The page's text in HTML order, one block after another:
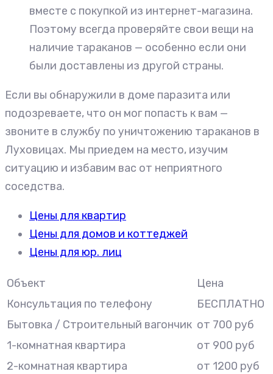
вместе с покупкой из интернет-магазина.
Поэтому всегда проверяйте свои вещи на
наличие тараканов — особенно если они
были доставлены из другой страны.
Если вы обнаружили в доме паразита или
подозреваете, что он мог попасть к вам —
звоните в службу по уничтожению тараканов в
Луховицах. Мы приедем на место, изучим
ситуацию и избавим вас от неприятного
соседства.
Цены для квартир
Цены для домов и коттеджей
Цены для юр. лиц
Объект
Цена
Консультация по телефону
БЕСПЛАТНО
Бытовка / Строительный вагончик от 700 руб
1-комнатная квартира
от 900 руб
2-комнатная квартира
от 1200 руб